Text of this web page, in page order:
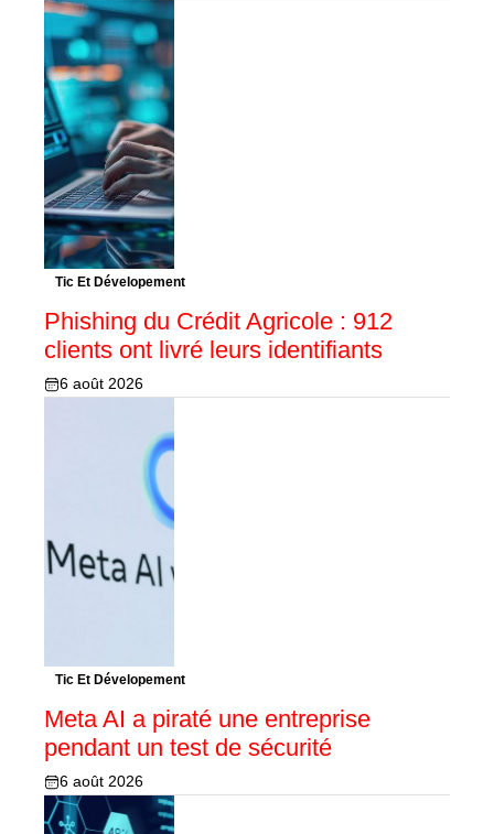
Tic Et Dévelopement
Phishing du Crédit Agricole : 912
clients ont livré leurs identifiants
6 août 2026
Tic Et Dévelopement
Meta AI a piraté une entreprise
pendant un test de sécurité
6 août 2026